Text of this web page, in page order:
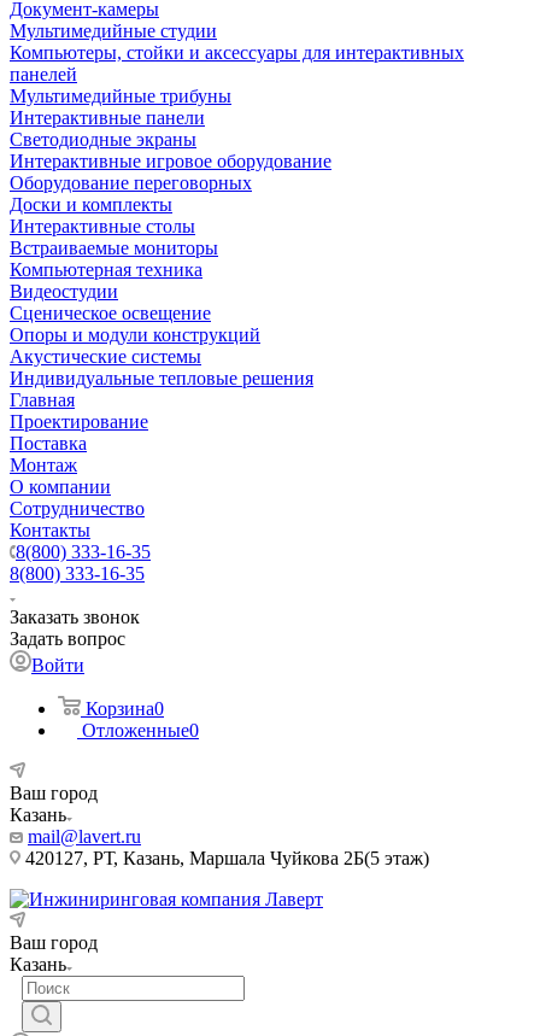
Документ-камеры
Мультимедийные студии
Компьютеры, стойки и аксессуары для интерактивных
панелей
Мультимедийные трибуны
Интерактивные панели
Светодиодные экраны
Интерактивные игровое оборудование
Оборудование переговорных
Доски и комплекты
Интерактивные столы
Встраиваемые мониторы
Компьютерная техника
Видеостудии
Cценическое освещение
Опоры и модули конструкций
Акустические системы
Индивидуальные тепловые решения
Главная
Проектирование
Поставка
Монтаж
О компании
Сотрудничество
Контакты
8(800) 333-16-35
8(800) 333-16-35
Заказать звонок
Задать вопрос
Войти
Корзина0
Отложенные0
Ваш город
Казань
mail@lavert.ru
420127, РТ, Казань, Маршала Чуйкова 2Б(5 этаж)
Ваш город
Казань